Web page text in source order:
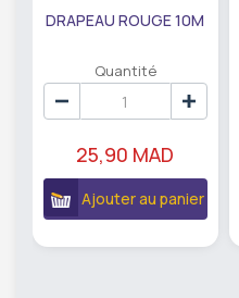
DRAPEAU ROUGE 10M
Quantité
25,90 MAD
Ajouter au panier